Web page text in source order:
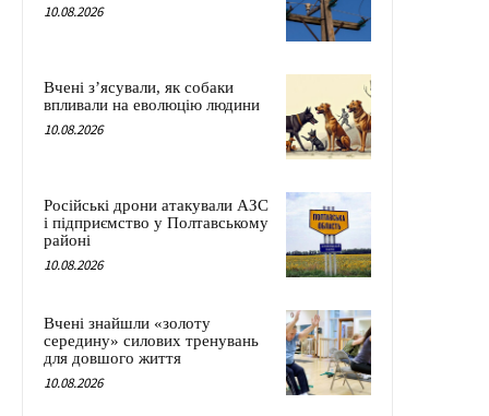
10.08.2026
Вчені з’ясували, як собаки
впливали на еволюцію людини
10.08.2026
Російські дрони атакували АЗС
і підприємство у Полтавському
районі
10.08.2026
Вчені знайшли «золоту
середину» силових тренувань
для довшого життя
10.08.2026